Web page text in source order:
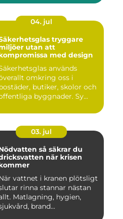
04. jul
tryggare
utan att
med design
används
omkring oss i
butiker, skolor och
byggnader. Sy...
03. jul
så säkrar du
när krisen
vattnet i kranen plötsligt
rinna stannar nästan
Matlagning, hygien,
brand...